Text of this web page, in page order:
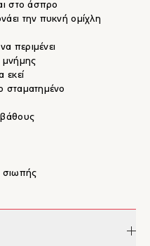
στο άσπρο
την πυκνή ομίχλη
περιμένει
μνήμης
εκεί
σταματημένο
σιωπής